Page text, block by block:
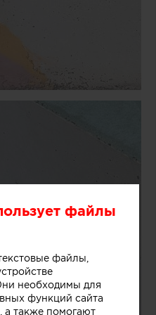
файлы
файлы,
необходимы для
функций сайта
а также помогают